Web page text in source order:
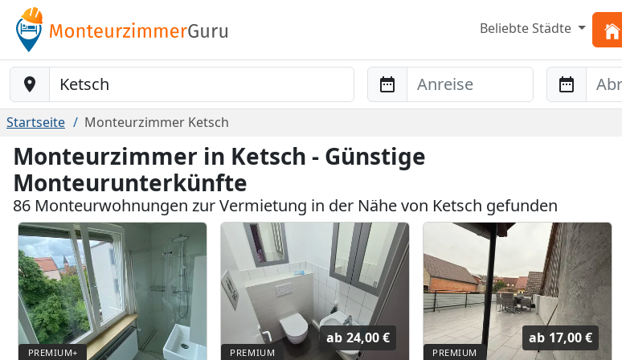
Beliebte Städte
Baustelle-Location Anreise Abreise
Startseite Monteurzimmer Ketsch
Monteurzimmer in Ketsch - Günstige
Monteurunterkünfte
86 Monteurwohnungen zur Vermietung in der Nähe von Ketsch gefunden
ab 24,00 € ab 17,00 €